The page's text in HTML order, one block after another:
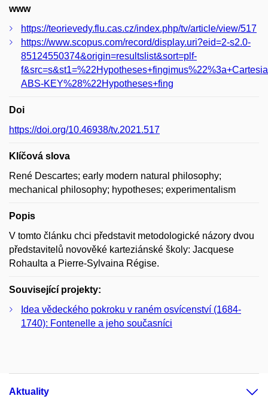
www
https://teorievedy.flu.cas.cz/index.php/tv/article/view/517
https://www.scopus.com/record/display.uri?eid=2-s2.0-
85124550374&origin=resultslist&sort=plf-
ABS-KEY%28%22Hypotheses+fing
Doi
https://doi.org/10.46938/tv.2021.517
Klíčová slova
René Descartes; early modern natural philosophy;
mechanical philosophy; hypotheses; experimentalism
Popis
V tomto článku chci představit metodologické názory dvou
představitelů novověké karteziánské školy: Jacquese
Rohaulta a Pierre-Sylvaina Régise.
Související projekty:
Idea vědeckého pokroku v raném osvícenství (1684-
1740): Fontenelle a jeho současníci
Aktuality